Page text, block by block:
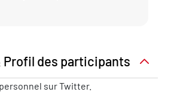
Profil des participants
sur Twitter.